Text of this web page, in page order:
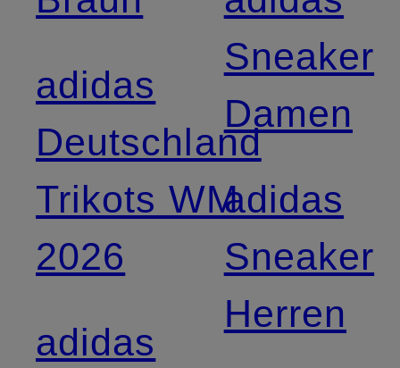
adidas
Deutschland
Trikots WM
2026
adidas
Sneaker
Damen
adidas
Sneaker
Herren